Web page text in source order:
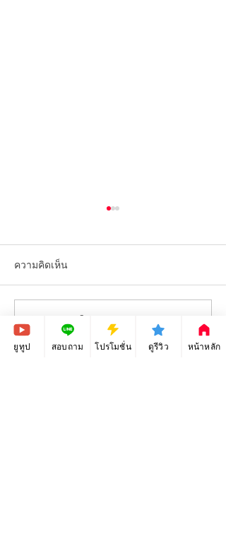
Adobe Illustrator - Tutorials
ep.6 - Save and Export File
ความคิดเห็น
เขียนความคิดเห็น…
ยูทูป สอบถาม โปรโมชั่น ดูรีวิว หน้าหลัก